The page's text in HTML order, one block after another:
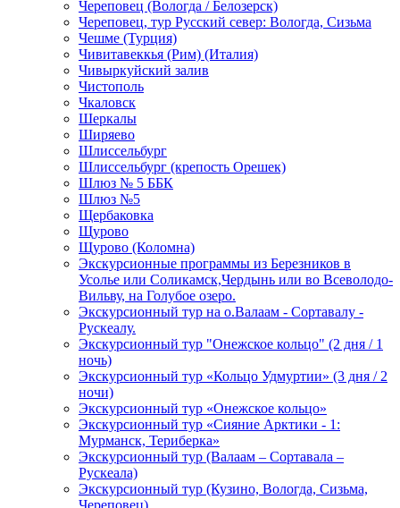
Череповец (Вологда / Белозерск)
Череповец, тур Русский север: Вологда, Сизьма
Чешме (Турция)
Чивитавеккья (Рим) (Италия)
Чивыркуйский залив
Чистополь
Чкаловск
Шеркалы
Ширяево
Шлиссельбург
Шлиссельбург (крепость Орешек)
Шлюз № 5 ББК
Шлюз №5
Щербаковка
Щурово
Щурово (Коломна)
Экскурсионные программы из Березников в
Усолье или Соликамск,Чердынь или во Всеволодо-
Вильву, на Голубое озеро.
Экскурсионный тур на о.Валаам - Сортавалу -
Рускеалу.
Экскурсионный тур "Онежское кольцо" (2 дня / 1
ночь)
Экскурсионный тур «Кольцо Удмуртии» (3 дня / 2
ночи)
Экскурсионный тур «Онежское кольцо»
Экскурсионный тур «Сияние Арктики - 1:
Мурманск, Териберка»
Экскурсионный тур (Валаам – Сортавала –
Рускеала)
Экскурсионный тур (Кузино, Вологда, Сизьма,
Череповец)